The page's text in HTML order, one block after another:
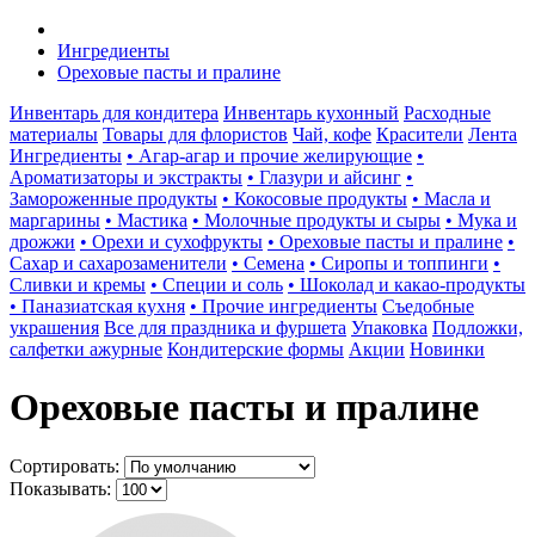
Ингредиенты
Ореховые пасты и пралине
Инвентарь для кондитера Инвентарь кухонный Расходные
материалы Товары для флористов Чай, кофе Красители Лента
Ингредиенты • Агар-агар и прочие желирующие •
Ароматизаторы и экстракты • Глазури и айсинг •
Замороженные продукты • Кокосовые продукты • Масла и
маргарины • Мастика • Молочные продукты и сыры • Мука и
дрожжи • Орехи и сухофрукты • Ореховые пасты и пралине •
Сахар и сахарозаменители • Семена • Сиропы и топпинги •
Сливки и кремы • Специи и соль • Шоколад и какао-продукты
• Паназиатская кухня • Прочие ингредиенты Съедобные
украшения Все для праздника и фуршета Упаковка Подложки,
салфетки ажурные Кондитерские формы Акции Новинки
Ореховые пасты и пралине
Сортировать:
Показывать: